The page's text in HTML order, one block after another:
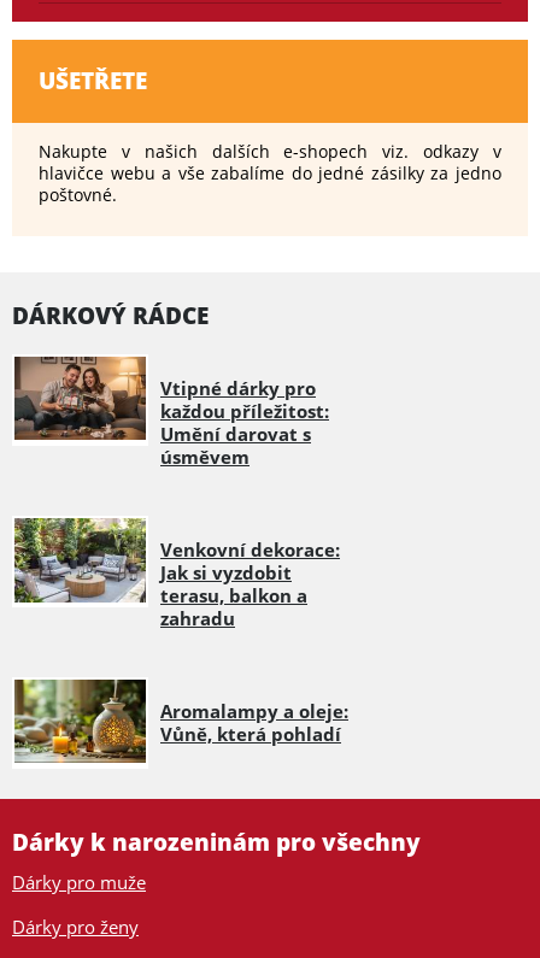
UŠETŘETE
Nakupte v našich dalších e-shopech viz. odkazy v
hlavičce webu a vše zabalíme do jedné zásilky za jedno
poštovné.
DÁRKOVÝ RÁDCE
Vtipné dárky pro
každou příležitost:
Umění darovat s
úsměvem
Venkovní dekorace:
Jak si vyzdobit
terasu, balkon a
zahradu
Aromalampy a oleje:
Vůně, která pohladí
Dárky k narozeninám pro všechny
Dárky pro muže
Dárky pro ženy